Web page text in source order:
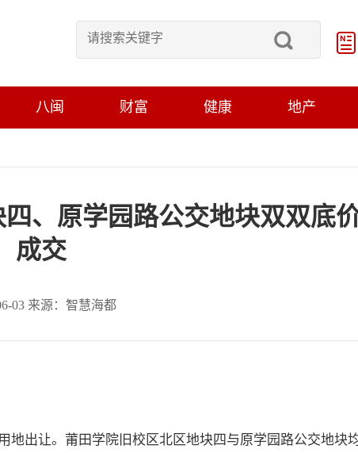
八闽 财富 健康 地产
、原学园路公交地块双双底
成交
03 来源：智慧海都
地出让。莆田学院旧校区北区地块四与原学园路公交地块